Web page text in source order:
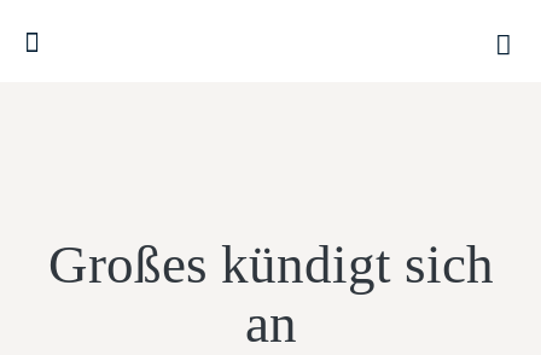
Großes kündigt sich
an